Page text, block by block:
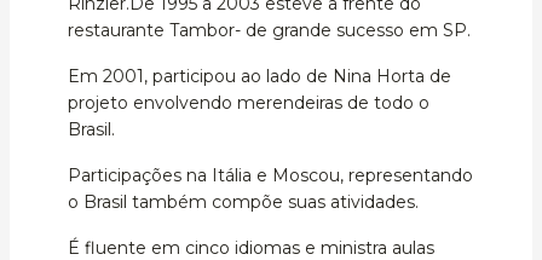
restaurante Tambor- de grande sucesso em SP.
Em 2001, participou ao lado de Nina Horta de
projeto envolvendo merendeiras de todo o
Brasil.
Participações na Itália e Moscou, representando
o Brasil também compõe suas atividades.
É fluente em cinco idiomas e ministra aulas